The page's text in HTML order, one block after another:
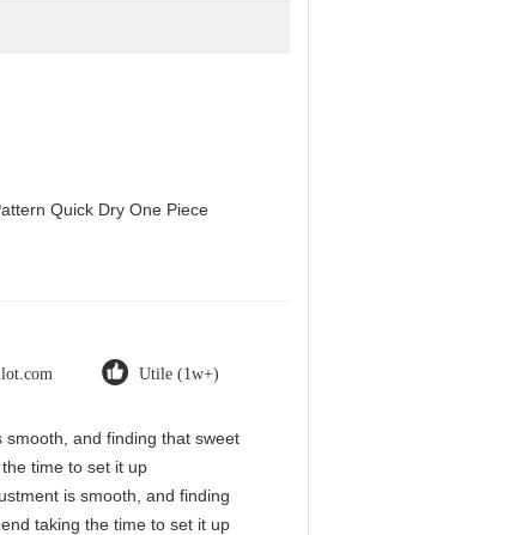
Quick Dry One Piece
Utile (1w+)
and finding that sweet
time to set it up
is smooth, and finding
taking the time to set it up